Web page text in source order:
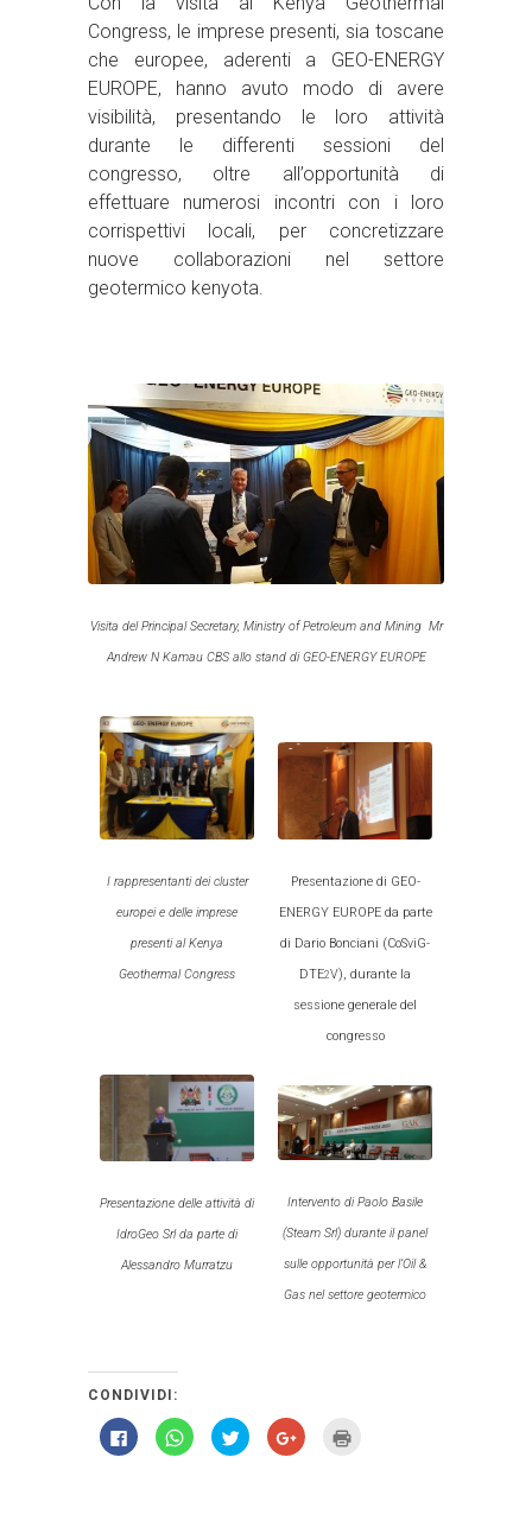
Congress, le imprese presenti, sia toscane
che europee, aderenti a GEO-ENERGY
EUROPE, hanno avuto modo di avere
visibilità, presentando le loro attività
durante le differenti sessioni del
congresso, oltre all’opportunità di
effettuare numerosi incontri con i loro
corrispettivi locali, per concretizzare
nuove collaborazioni nel settore
geotermico kenyota.
Visita del Principal Secretary, Ministry of Petroleum and Mining Mr
Andrew N Kamau CBS allo stand di GEO-ENERGY EUROPE
I rappresentanti dei cluster
europei e delle imprese
presenti al Kenya
Geothermal Congress
Presentazione di GEO-
ENERGY EUROPE da parte
di Dario Bonciani (CoSviG-
DTE2V), durante la
sessione generale del
congresso
Presentazione delle attività di
IdroGeo Srl da parte di
Alessandro Murratzu
Intervento di Paolo Basile
(Steam Srl) durante il panel
sulle opportunità per l’Oil &
Gas nel settore geotermico
CONDIVIDI:
Fai
clic
Fai
clic
Fai
clic
Fai
clic